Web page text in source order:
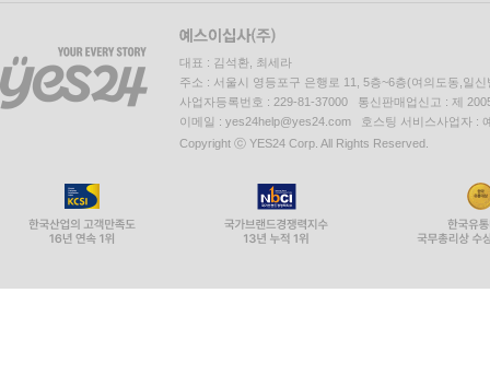
대표 : 김석환, 최세라
주소 : 서울시 영등포구 은행로 11, 5층~6층(여의도동,일신
사업자등록번호 : 229-81-37000 통신판매업신고 : 제
이메일 : yes24help@yes24.com 호스팅 서비스사업자 :
Copyright ⓒ YES24 Corp. All Rights Reserved.